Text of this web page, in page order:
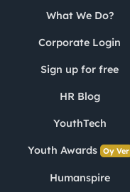
What We Do?
Corporate Login
Sign up for free
HR Blog
YouthTech
Youth Awards Oy Ver
Humanspire